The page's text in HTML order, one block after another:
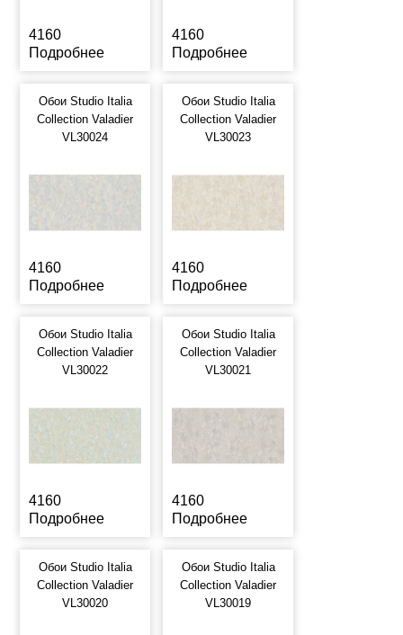
4160
Подробнее
4160
Подробнее
Обои Studio Italia
Collection Valadier
VL30024
4160
Подробнее
Обои Studio Italia
Collection Valadier
VL30023
4160
Подробнее
Обои Studio Italia
Collection Valadier
VL30022
4160
Подробнее
Обои Studio Italia
Collection Valadier
VL30021
4160
Подробнее
Обои Studio Italia
Collection Valadier
VL30020
Обои Studio Italia
Collection Valadier
VL30019